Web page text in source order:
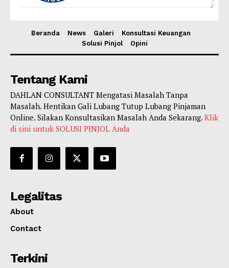
Beranda News Galeri
Konsultasi Keuangan
Solusi Pinjol
Opini
Tentang Kami
DAHLAN CONSULTANT Mengatasi Masalah Tanpa
Masalah. Hentikan Gali Lubang Tutup Lubang Pinjaman
Online. Silakan Konsultasikan Masalah Anda Sekarang. Klik
di sini untuk SOLUSI PINJOL Anda
Legalitas
About
Contact
Terkini